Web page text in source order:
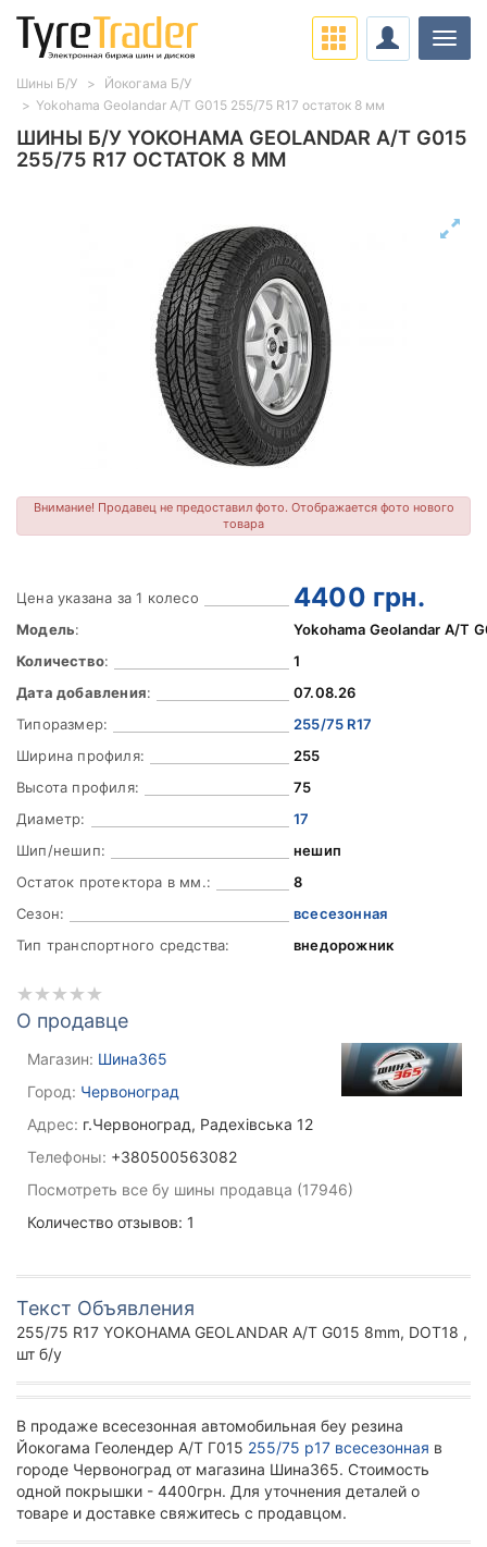
ШИНЫ Б/У YOKOHAMA GEOLANDAR A/T G015
255/75 R17 ОСТАТОК 8 ММ
Внимание! Продавец не предоставил фото. Отображается фото нового
товара
Цена указана за 1 колесо 4400 грн.
Модель:
Yokohama Geolandar A/T
Количество:
1
Дата добавления:
07.08.26
Типоразмер:
255/75 R17
Ширина профиля:
255
Высота профиля:
75
Диаметр:
17
Шип/нешип:
нешип
Остаток протектора в мм.:
8
Сезон:
всесезонная
Тип транспортного средства:
внедорожник
О продавце
Магазин: Шина365
Город: Червоноград
Адрес: г.Червоноград, Радехівська 12
Телефоны: +380500563082
Посмотреть все бу шины продавца (17946)
Количество отзывов: 1
Текст Объявления
255/75 R17 YOKOHAMA GEOLANDAR A/T G015 8mm, DOT18 ,
шт б/у
В продаже всесезонная автомобильная беу резина
Йокогама Геолендер А/Т Г015 255/75 р17 всесезонная в
городе Червоноград от магазина Шина365. Стоимость
одной покрышки - 4400грн. Для уточнения деталей о
товаре и доставке свяжитесь с продавцом.
Шины Б/У
Йокогама Б/У
Yokohama Geolandar A/T G015 255/75 R17 остаток 8 мм